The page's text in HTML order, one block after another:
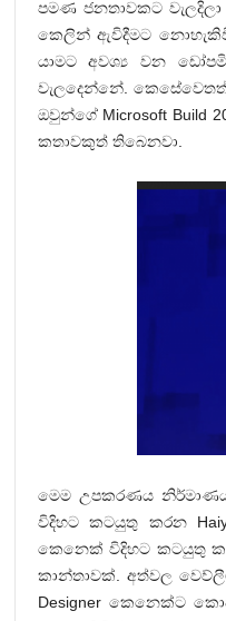
පමණ ජනතාවකට
කෙලින් ඇවිදීමට
යාමට අවශ්‍ය වන
වැලදෙන්නේ.
ඔවුන්ගේ Microsoft Build
කතාවකුත් තිබෙනවා.
මෙම උපකරණය නිර්මාණය
විදිහට කටයුතු කරන
කෙනෙක් විදිහට කටයුතු
කාන්තාවක්. අත්වල
Designer කෙනෙක්ට